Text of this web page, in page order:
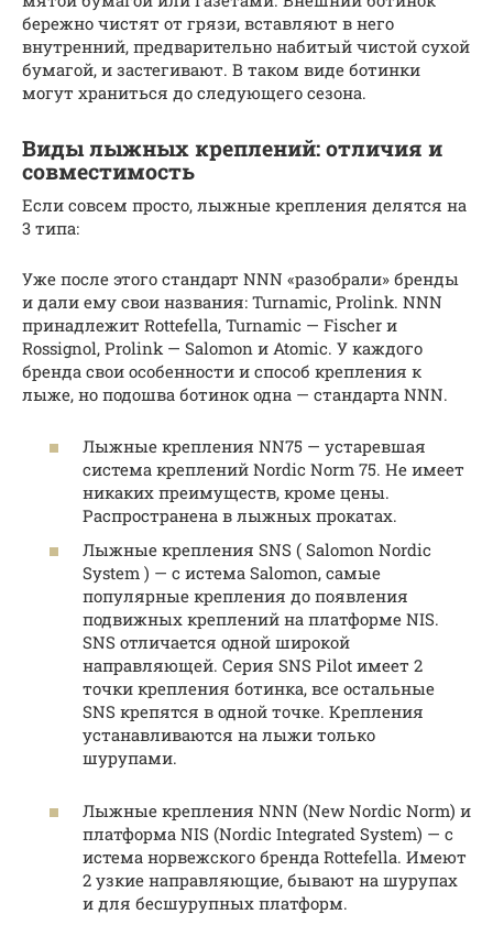
бережно чистят от грязи, вставляют в него
внутренний, предварительно набитый чистой сухой
бумагой, и застегивают. В таком виде ботинки
могут храниться до следующего сезона.
Виды лыжных креплений: отличия и
совместимость
Если совсем просто, лыжные крепления делятся на
3 типа:
Уже после этого стандарт NNN «разобрали» бренды
и дали ему свои названия: Turnamic, Prolink. NNN
принадлежит Rottefella, Turnamic — Fischer и
Rossignol, Prolink — Salomon и Atomic. У каждого
бренда свои особенности и способ крепления к
лыже, но подошва ботинок одна — стандарта NNN.
Лыжные крепления NN75 — устаревшая
система креплений Nordic Norm 75. Не имеет
никаких преимуществ, кроме цены.
Распространена в лыжных прокатах.
Лыжные крепления SNS ( Salomon Nordic
System ) — с истема Salomon, самые
популярные крепления до появления
подвижных креплений на платформе NIS.
SNS отличается одной широкой
направляющей. Серия SNS Pilot имеет 2
точки крепления ботинка, все остальные
SNS крепятся в одной точке. Крепления
устанавливаются на лыжи только
шурупами.
Лыжные крепления NNN (New Nordic Norm) и
платформа NIS (Nordic Integrated System) — с
истема норвежского бренда Rottefella. Имеют
2 узкие направляющие, бывают на шурупах
и для бесшурупных платформ.